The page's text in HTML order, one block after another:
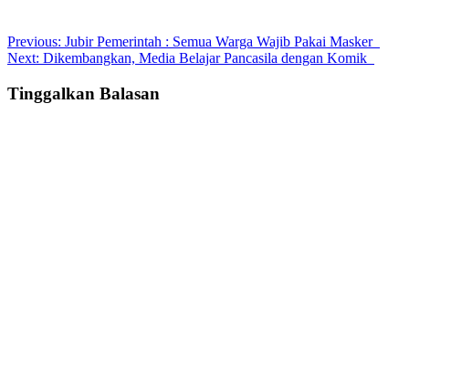
Post
navigation
Previous: Jubir Pemerintah : Semua Warga Wajib Pakai Masker
Next: Dikembangkan, Media Belajar Pancasila dengan Komik
Tinggalkan Balasan